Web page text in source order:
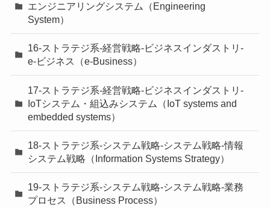
エンジニアリングシステム（Engineering
System）
16-ストラテジ系-経営戦略-ビジネスインダストリ-
e-ビジネス（e-Business）
17-ストラテジ系-経営戦略-ビジネスインダストリ-
IoTシステム・組込みシステム（IoT systems and
embedded systems）
18-ストラテジ系-システム戦略-システム戦略-情報
システム戦略（Information Systems Strategy）
19-ストラテジ系-システム戦略-システム戦略-業務
プロセス（Business Process）